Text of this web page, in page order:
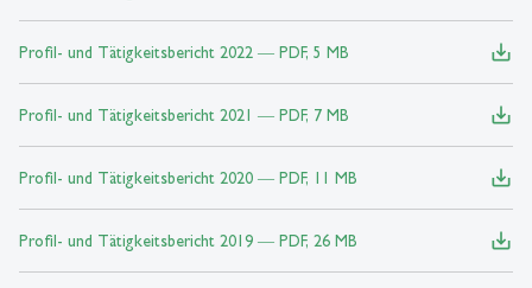
Profil- und Tätigkeitsbericht 2022 ― PDF, 5 MB save_alt
Profil- und Tätigkeitsbericht 2021 ― PDF, 7 MB save_alt
Profil- und Tätigkeitsbericht 2020 ― PDF, 11 MB save_alt
Profil- und Tätigkeitsbericht 2019 ― PDF, 26 MB save_alt